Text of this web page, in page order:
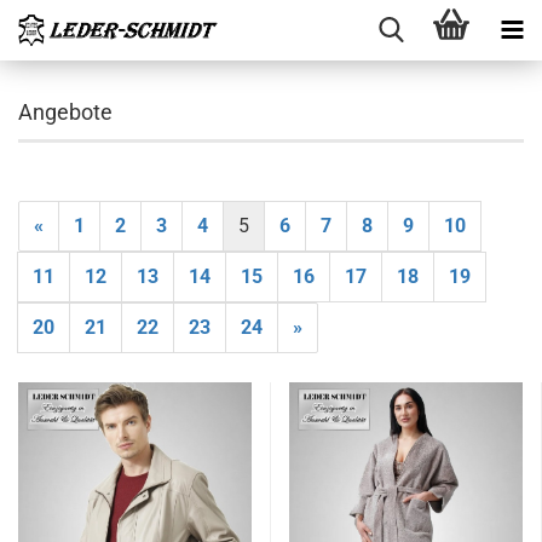
Angebote
« 1 2 3 4 5 6 7 8 9 10
11 12 13 14 15 16 17 18 19
20 21 22 23 24 »